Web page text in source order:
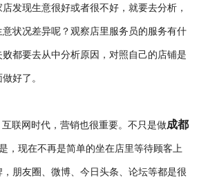
发现生意很好或者很不好，就要去分析，
状况差异呢？观察店里服务员的服务有什
都要去从中分析原因，对照自己的店铺是
好了。
联网时代，营销也很重要。不只是做成都
，现在不再是简单的坐在店里等待顾客上
朋友圈、微博、今日头条、论坛等都是很